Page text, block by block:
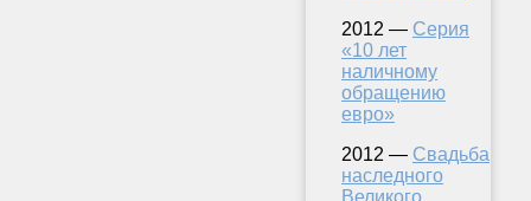
2012 — Серия
«10 лет
наличному
обращению
евро»
2012 — Свадьба
наследного
Великого